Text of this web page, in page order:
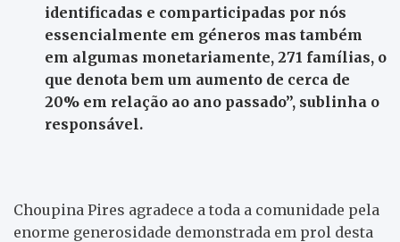
identificadas e comparticipadas por nós
essencialmente em géneros mas também
em algumas monetariamente, 271 famílias, o
que denota bem um aumento de cerca de
20% em relação ao ano passado”, sublinha o
responsável.
Choupina Pires agradece a toda a comunidade pela
enorme generosidade demonstrada em prol desta